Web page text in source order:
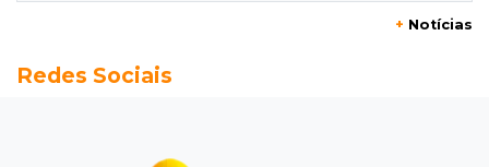
Pai e filho escapam de incêndio, mas fogo
Pergunta do Dia
+ Notícias
Redes Sociais